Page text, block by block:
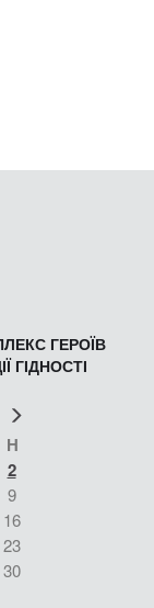
ГЕРОЇВ
ГІДНОСТІ
Попер
Н
2
9
16
23
30